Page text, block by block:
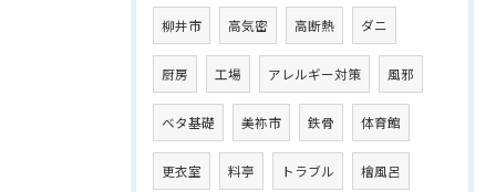
柳井市 高気密 高断熱 ダニ
厨房 工場 アレルギー対策 風邪
ベタ基礎 美祢市 鉄骨 体育館
更衣室 料亭 トラブル 檜風呂